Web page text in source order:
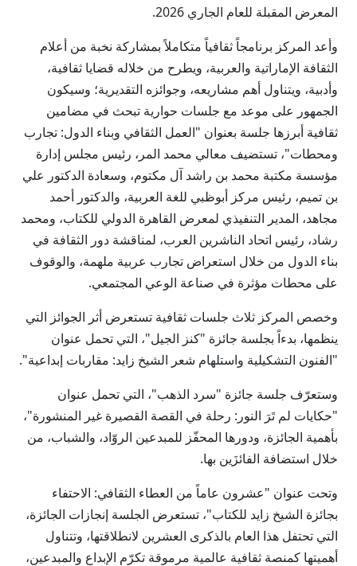
المعرض المقبلة للعام الجاري 2026.
وأعد المركز برنامجاً ثقافياً متكاملاً بمشاركة نخبة من أعلام
الثقافة الإماراتية والعربية، ويطرح من خلاله قضايا ثقافية،
وأدبية، ويتناول أهم مشاريعه، وجوائزه التقديرية؛ وسيكون
الجمهور على موعد مع جلسات حوارية تبحث في مضامين
ثقافية أبرزها جلسة بعنوان "العمل الثقافي وبناء الدول: تجارب
ومحطات"، تستضيف معالي محمد المر، رئيس مجلس إدارة
مؤسسة مكتبة محمد بن راشد آل مكتوم، وسعادة الدكتور علي
بن تميم، رئيس مركز أبوظبي للغة العربية، والدكتور أحمد
مجاهد، المدير التنفيذي لمعرض القاهرة الدولي للكتاب، ومحمد
رشاد، رئيس اتحاد الناشرين العرب، لمناقشة دور الثقافة في
بناء الدول من خلال استعراض تجارب عربية ملهمة، والوقوف
على محطات مؤثرة في صناعة الوعي المجتمعي.
وخصص المركز ثلاث جلسات ثقافية تستعرض أثر الجوائز التي
ينظمها، بدءاً بجلسة جائزة "كنز الجيل"، التي تحمل عنوان
"الفنون التشكيلية واستلهام شعر الشيخ زايد: مقاربات إبداعية".
وستعرّف جلسة جائزة "سرد الذهب"، التي تحمل عنوان
"حكايات لم تَرَ النور: رحلة في القصة القصيرة غير المنشورة"،
بأهمية الجائزة، ودورها المحفّز للمبدعين الروّاد، والشباب، من
خلال استضافة الفائزَين بها.
وتحت عنوان "عشرون عاماً من العطاء الثقافي: الاحتفاء
بجائزة الشيخ زايد للكتاب"، تستعرض الجلسة إنجازات الجائزة،
التي تحتفل هذا العام بالذكرى العشرين لانطلاقتها، وتتناول
أهميتها كمنصة ثقافية عالمية مرموقة تكرّم الإبداع والمبدعين،